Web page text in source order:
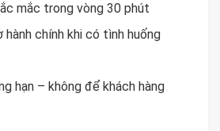
mắc trong vòng 30 phút
hành chính khi có tình huống
hạn – không để khách hàng